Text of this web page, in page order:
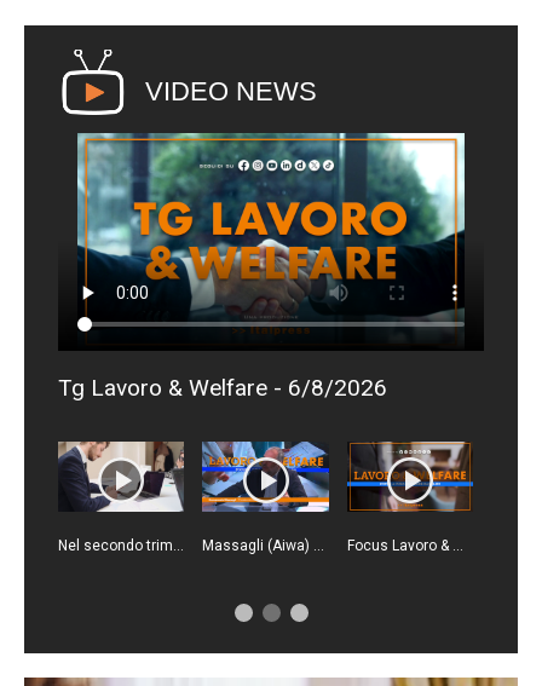
VIDEO NEWS
Tg Lavoro & Welfare - 6/8/2026
Nel secondo trimestre 2026 meno ore di cassa integrazione Massagli (Aiwa) "La riforma del 2016 una svolta per il welfare aziendale" Focus Lavoro & Welfare - Puntata del 29 luglio 2026